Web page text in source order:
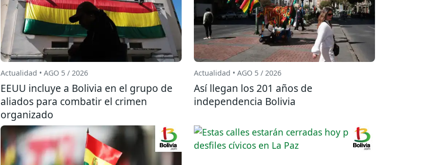
Actualidad • AGO 5 / 2026
EEUU incluye a Bolivia en el grupo de
aliados para combatir el crimen
organizado
Actualidad • AGO 5 / 2026
Así llegan los 201 años de
independencia Bolivia